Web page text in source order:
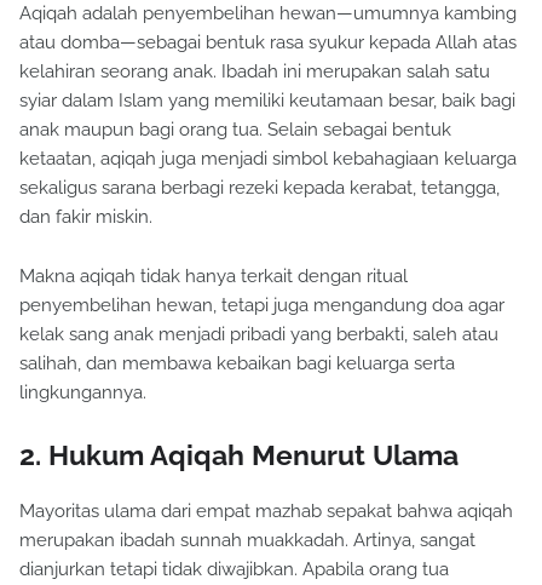
Aqiqah adalah penyembelihan hewan—umumnya kambing
atau domba—sebagai bentuk rasa syukur kepada Allah atas
kelahiran seorang anak. Ibadah ini merupakan salah satu
syiar dalam Islam yang memiliki keutamaan besar, baik bagi
anak maupun bagi orang tua. Selain sebagai bentuk
ketaatan, aqiqah juga menjadi simbol kebahagiaan keluarga
sekaligus sarana berbagi rezeki kepada kerabat, tetangga,
dan fakir miskin.
Makna aqiqah tidak hanya terkait dengan ritual
penyembelihan hewan, tetapi juga mengandung doa agar
kelak sang anak menjadi pribadi yang berbakti, saleh atau
salihah, dan membawa kebaikan bagi keluarga serta
lingkungannya.
2. Hukum Aqiqah Menurut Ulama
Mayoritas ulama dari empat mazhab sepakat bahwa aqiqah
merupakan ibadah sunnah muakkadah. Artinya, sangat
dianjurkan tetapi tidak diwajibkan. Apabila orang tua